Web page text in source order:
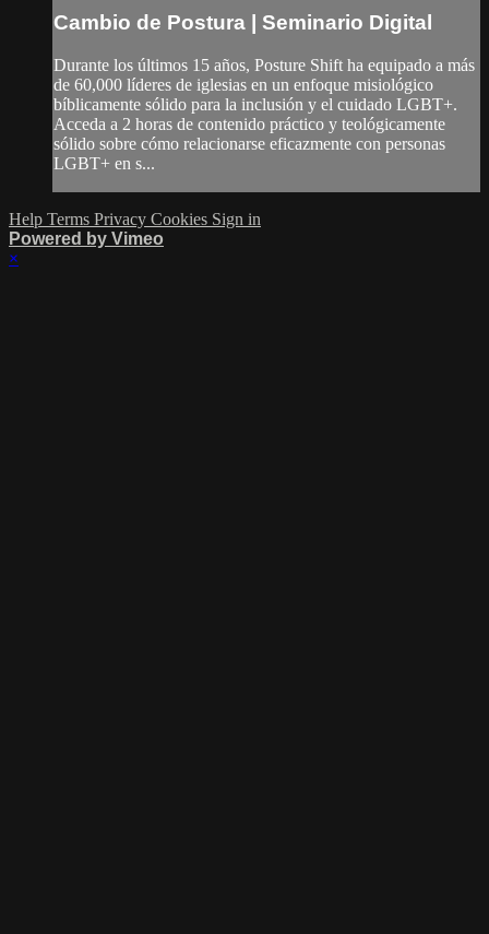
Cambio de Postura | Seminario Digital
Durante los últimos 15 años, Posture Shift ha equipado a más
de 60,000 líderes de iglesias en un enfoque misiológico
bíblicamente sólido para la inclusión y el cuidado LGBT+.
Acceda a 2 horas de contenido práctico y teológicamente
sólido sobre cómo relacionarse eficazmente con personas
LGBT+ en s...
Help Terms Privacy Cookies Sign in
Powered by Vimeo
×